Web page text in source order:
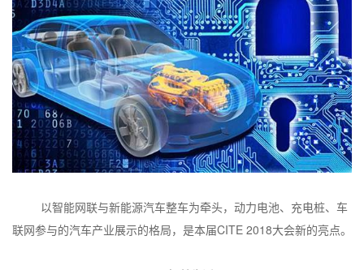
以智能网联与新能源汽车整车为牵头，动力电池、充电桩、车
联网参与的汽车产业展示的格局，是本届CITE 2018大会新的亮点。